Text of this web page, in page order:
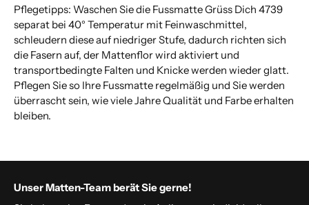
Pflegetipps: Waschen Sie die Fussmatte Grüss Dich 4739
separat bei 40° Temperatur mit Feinwaschmittel,
schleudern diese auf niedriger Stufe, dadurch richten sich
die Fasern auf, der Mattenflor wird aktiviert und
transportbedingte Falten und Knicke werden wieder glatt.
Pflegen Sie so Ihre Fussmatte regelmäßig und Sie werden
überrascht sein, wie viele Jahre Qualität und Farbe erhalten
bleiben.
Unser Matten-Team berät Sie gerne!